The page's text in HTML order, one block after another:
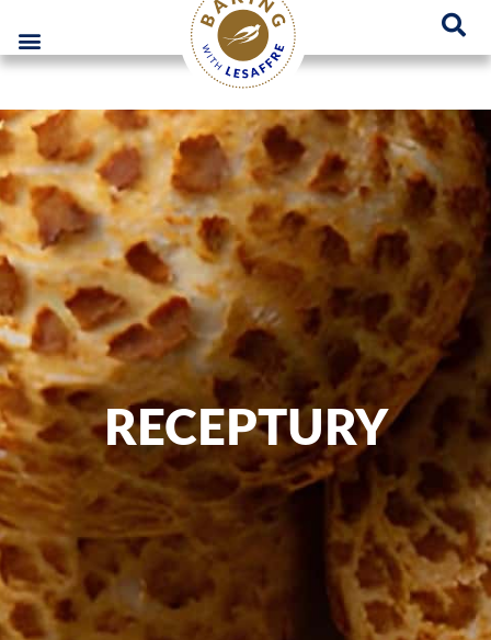
Lesaffre Polska – Miejsce innowacyjnych rozwiązań piekarniczych
GO
RECEPTURY